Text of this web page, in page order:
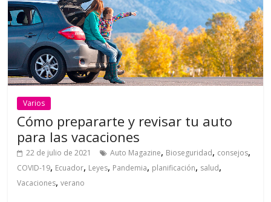
Varios
Cómo prepararte y revisar tu auto
para las vacaciones
22 de julio de 2021 Auto Magazine, Bioseguridad, consejos,
COVID-19, Ecuador, Leyes, Pandemia, planificación, salud,
Vacaciones,verano